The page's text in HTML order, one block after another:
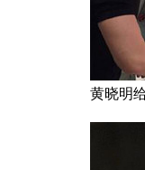
黄晓明